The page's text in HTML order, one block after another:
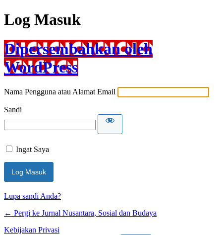
Log Masuk
Dipersembahkan oleh
WordPress
Nama Pengguna atau Alamat Email
Sandi
Ingat Saya
Lupa sandi Anda?
← Pergi ke Jurnal Nusantara, Sosial dan Budaya
Kebijakan Privasi